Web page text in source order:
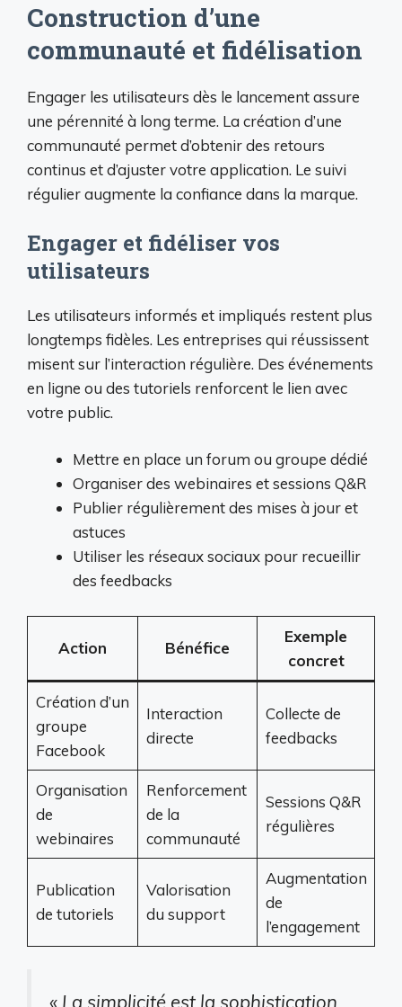
Construction d’une
communauté et fidélisation
Engager les utilisateurs dès le lancement assure
une pérennité à long terme. La création d’une
communauté permet d’obtenir des retours
continus et d’ajuster votre application. Le suivi
régulier augmente la confiance dans la marque.
Engager et fidéliser vos
utilisateurs
Les utilisateurs informés et impliqués restent plus
longtemps fidèles. Les entreprises qui réussissent
misent sur l’interaction régulière. Des événements
en ligne ou des tutoriels renforcent le lien avec
votre public.
Mettre en place un forum ou groupe dédié
Organiser des webinaires et sessions Q&R
Publier régulièrement des mises à jour et
astuces
Utiliser les réseaux sociaux pour recueillir
des feedbacks
Action Bénéfice
Exemple
concret
Création d’un
groupe
Facebook
Interaction
directe
Collecte de
feedbacks
Organisation
de
webinaires
Renforcement
de la
communauté
Sessions Q&R
régulières
Publication
de tutoriels
Valorisation
du support
Augmentation
de
l’engagement
« La simplicité est la sophistication